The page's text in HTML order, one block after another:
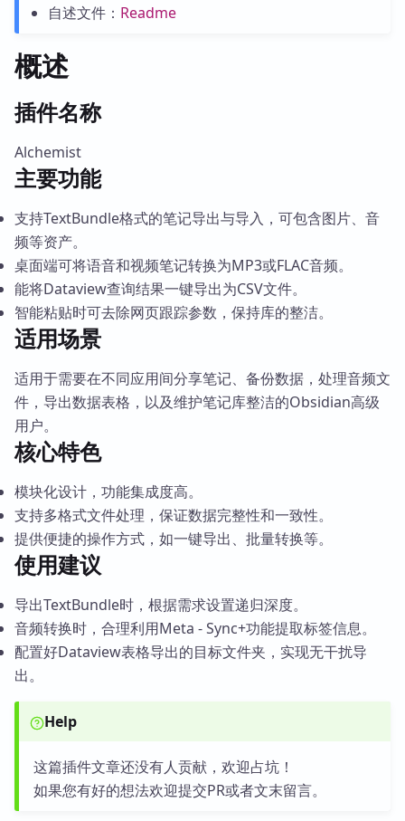
自述文件： Readme
概述
插件名称
Alchemist
主要功能
支持TextBundle格式的笔记导出与导入，可包含图片、音
频等资产。
桌面端可将语音和视频笔记转换为MP3或FLAC音频。
能将Dataview查询结果一键导出为CSV文件。
智能粘贴时可去除网页跟踪参数，保持库的整洁。
适用场景
适用于需要在不同应用间分享笔记、备份数据，处理音频文
件，导出数据表格，以及维护笔记库整洁的Obsidian高级
用户。
核心特色
模块化设计，功能集成度高。
支持多格式文件处理，保证数据完整性和一致性。
提供便捷的操作方式，如一键导出、批量转换等。
使用建议
导出TextBundle时，根据需求设置递归深度。
音频转换时，合理利用Meta - Sync+功能提取标签信息。
配置好Dataview表格导出的目标文件夹，实现无干扰导
出。
Help
这篇插件文章还没有人贡献，欢迎占坑！
如果您有好的想法欢迎提交PR或者文末留言。